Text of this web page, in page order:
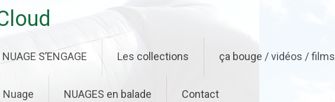
S’ENGAGE Les collections ça bouge / vidéos / films
NUAGES en balade Contact